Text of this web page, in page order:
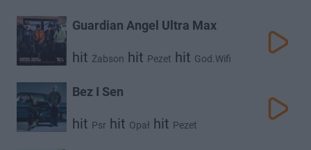
Guardian Angel Ultra Max
hit Żabson hit Pezet hit God.Wifi
Bez I Sen
hit Psr hit Opał hit Pezet